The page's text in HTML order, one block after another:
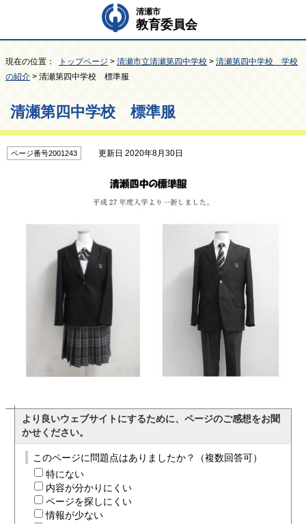
清瀬市
教育委員会
現在の位置： トップページ > 清瀬市立清瀬第四中学校 > 清瀬第四中学校 学校
の紹介 > 清瀬第四中学校 標準服
清瀬第四中学校 標準服
ページ番号2001243 更新日 2020年8月30日
より良いウェブサイトにするために、ページのご感想をお聞
かせください。
このページに問題点はありましたか？（複数回答可）
特にない
内容が分かりにくい
ページを探しにくい
情報が少ない